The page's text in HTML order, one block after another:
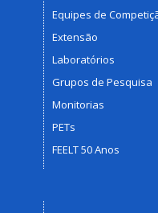
Equipes de
Extensão
Laboratórios
Grupos de Pesquisa
Monitorias
PETs
FEELT 50 Anos